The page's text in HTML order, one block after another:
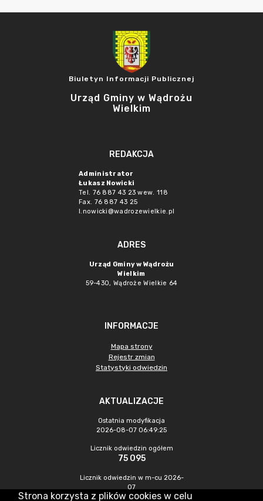
Biuletyn Informacji Publicznej
Urząd Gminy w Wądrożu
Wielkim
REDAKCJA
Administrator
Łukasz Nowicki
Tel. 76 887 43 23 wew. 118
Fax. 76 887 43 25
l.nowicki@wadrozewielkie.pl
ADRES
Urząd Gminy w Wądrożu
Wielkim
59-430, Wądroże Wielkie 64
INFORMACJE
Mapa strony
Rejestr zmian
Statystyki odwiedzin
AKTUALIZACJE
Ostatnia modyfikacja
2026-08-07 06:49:25
Licznik odwiedzin ogółem
75 095
Licznik odwiedzin w m-cu 2026-
07
586
Strona korzysta z plików cookies w celu